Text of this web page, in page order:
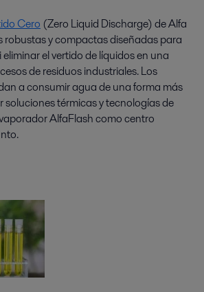
Cero (Zero Liquid Discharge) de Alfa
robustas y compactas diseñadas para
el vertido de líquidos en una
de residuos industriales. Los
a consumir agua de una forma más
soluciones térmicas y tecnologías de
AlfaFlash como centro